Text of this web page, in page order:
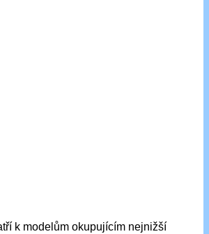
k modelům okupujícím nejnižší